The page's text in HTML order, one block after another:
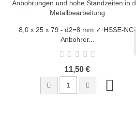
8,0 x 25 x 79 - d2=8 mm ✓ HSSE-NC-
Anbohrer...
11,50 €